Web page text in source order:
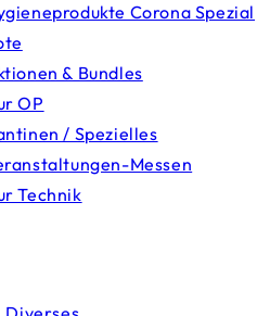
Corona Spezial
& Bundles
OP
/ Spezielles
Messen
Technik